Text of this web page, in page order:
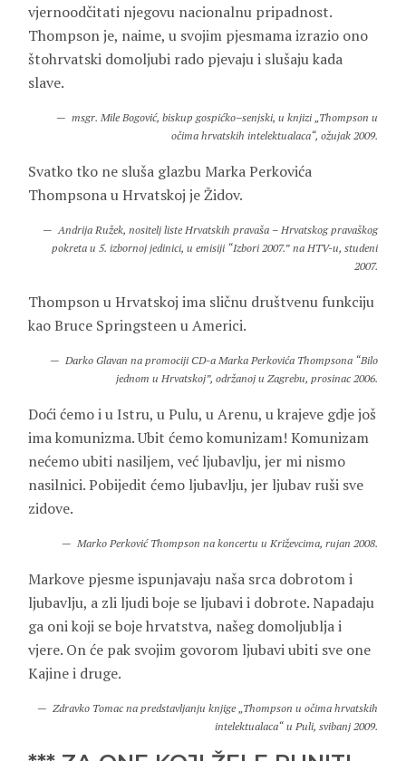
vjernoodčitati njegovu nacionalnu pripadnost.
Thompson je, naime, u svojim pjesmama izrazio ono
štohrvatski domoljubi rado pjevaju i slušaju kada
slave.
msgr. Mile Bogović, biskup gospićko–senjski, u knjizi „Thompson u
očima hrvatskih intelektualaca“, ožujak 2009.
Svatko tko ne sluša glazbu Marka Perkovića
Thompsona u Hrvatskoj je Židov.
Andrija Ružek, nositelj liste Hrvatskih pravaša – Hrvatskog pravaškog
pokreta u 5. izbornoj jedinici, u emisiji “Izbori 2007.” na HTV-u, studeni
2007.
Thompson u Hrvatskoj ima sličnu društvenu funkciju
kao Bruce Springsteen u Americi.
Darko Glavan na promociji CD-a Marka Perkovića Thompsona “Bilo
jednom u Hrvatskoj”, održanoj u Zagrebu, prosinac 2006.
Doći ćemo i u Istru, u Pulu, u Arenu, u krajeve gdje još
ima komunizma. Ubit ćemo komunizam! Komunizam
nećemo ubiti nasiljem, već ljubavlju, jer mi nismo
nasilnici. Pobijedit ćemo ljubavlju, jer ljubav ruši sve
zidove.
Marko Perković Thompson na koncertu u Križevcima, rujan 2008.
Markove pjesme ispunjavaju naša srca dobrotom i
ljubavlju, a zli ljudi boje se ljubavi i dobrote. Napadaju
ga oni koji se boje hrvatstva, našeg domoljublja i
vjere. On će pak svojim govorom ljubavi ubiti sve one
Kajine i druge.
Zdravko Tomac na predstavljanju knjige „Thompson u očima hrvatskih
intelektualaca“ u Puli, svibanj 2009.